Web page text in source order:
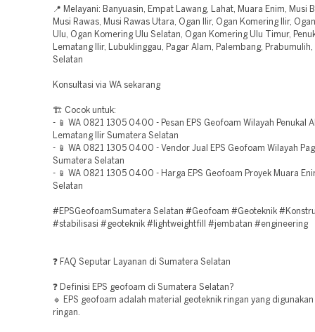
📍 Melayani: Banyuasin, Empat Lawang, Lahat, Muara Enim, Musi
Musi Rawas, Musi Rawas Utara, Ogan Ilir, Ogan Komering Ilir,
Ulu, Ogan Komering Ulu Selatan, Ogan Komering Ulu Timur,
Lematang Ilir, Lubuklinggau, Pagar Alam, Palembang,
Selatan
Konsultasi via WA sekarang
🏗️ Cocok untuk:
- 📱 WA 0821 1305 0400 - Pesan EPS Geofoam Wilayah Penukal
Lematang Ilir Sumatera Selatan
- 📱 WA 0821 1305 0400 - Vendor Jual EPS Geofoam Wilayah
Sumatera Selatan
- 📱 WA 0821 1305 0400 - Harga EPS Geofoam Proyek Muara
Selatan
#EPSGeofoamSumatera Selatan #Geofoam #Geoteknik
#stabilisasi #geoteknik #lightweightfill #jembatan #engineering
❓ FAQ Seputar Layanan di Sumatera Selatan
❓ Definisi EPS geofoam di Sumatera Selatan?
🔹 EPS geofoam adalah material geoteknik ringan yang
ringan.